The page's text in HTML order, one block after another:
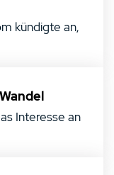
kündigte an,
Interesse an